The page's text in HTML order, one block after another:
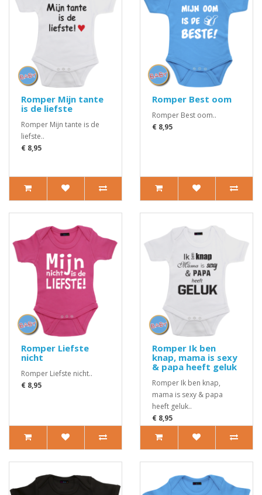
Romper Mijn tante
is de liefste
Romper Mijn tante is de
liefste..
€ 8,95
Romper Best oom
Romper Best oom..
€ 8,95
Romper Liefste
nicht
Romper Liefste nicht..
€ 8,95
Romper Ik ben
knap, mama is sexy
& papa heeft geluk
Romper Ik ben knap,
mama is sexy & papa
heeft geluk..
€ 8,95